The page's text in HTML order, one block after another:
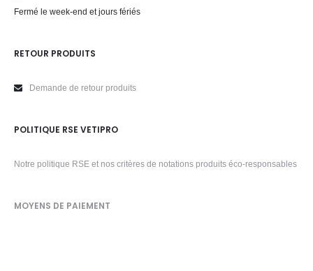
Fermé le week-end et jours fériés
RETOUR PRODUITS
Demande de retour produits
POLITIQUE RSE VETIPRO
Notre politique RSE et nos critères de notations produits éco-responsables
MOYENS DE PAIEMENT